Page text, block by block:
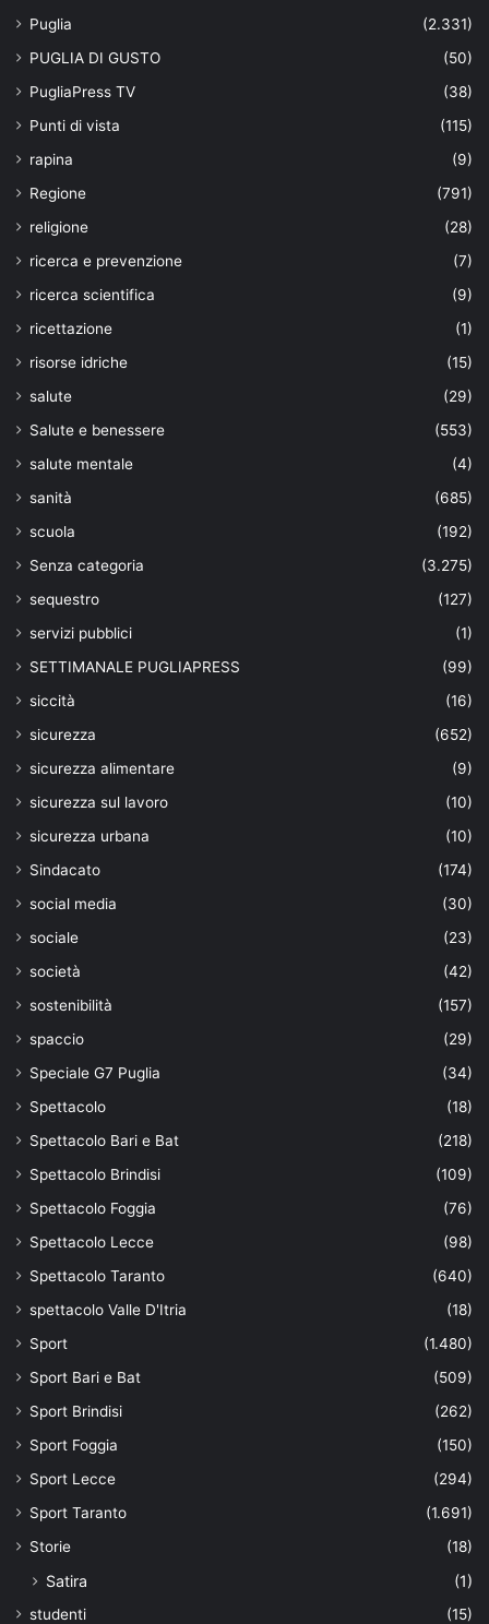
Puglia
(2.331)
PUGLIA DI GUSTO
(50)
PugliaPress TV
(38)
Punti di vista
(115)
rapina
(9)
Regione
(791)
religione
(28)
ricerca e prevenzione
(7)
ricerca scientifica
(9)
ricettazione
(1)
risorse idriche
(15)
salute
(29)
Salute e benessere
(553)
salute mentale
(4)
sanità
(685)
scuola
(192)
Senza categoria
(3.275)
sequestro
(127)
servizi pubblici
(1)
SETTIMANALE PUGLIAPRESS
(99)
siccità
(16)
sicurezza
(652)
sicurezza alimentare
(9)
sicurezza sul lavoro
(10)
sicurezza urbana
(10)
Sindacato
(174)
social media
(30)
sociale
(23)
società
(42)
sostenibilità
(157)
spaccio
(29)
Speciale G7 Puglia
(34)
Spettacolo
(18)
Spettacolo Bari e Bat
(218)
Spettacolo Brindisi
(109)
Spettacolo Foggia
(76)
Spettacolo Lecce
(98)
Spettacolo Taranto
(640)
spettacolo Valle D'Itria
(18)
Sport
(1.480)
Sport Bari e Bat
(509)
Sport Brindisi
(262)
Sport Foggia
(150)
Sport Lecce
(294)
Sport Taranto
(1.691)
Storie
(18)
Satira (1)
studenti
(15)